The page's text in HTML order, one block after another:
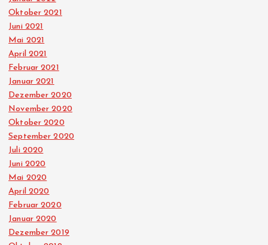
Oktober 2021
Juni 2021
Mai 2021
April 2021
Februar 2021
Januar 2021
Dezember 2020
November 2020
Oktober 2020
September 2020
Juli 2020
Juni 2020
Mai 2020
April 2020
Februar 2020
Januar 2020
Dezember 2019